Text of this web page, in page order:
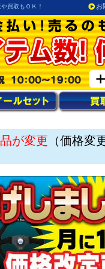
買取もＯＫ！ お
が変更 （価格変